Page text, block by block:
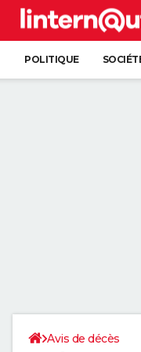
POLITIQUE
Avis de décès